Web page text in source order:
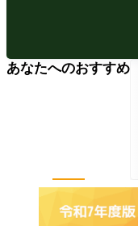
あなたへのおすすめ